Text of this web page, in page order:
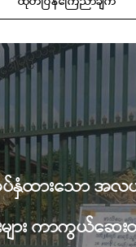
အပ်နှံထားသော အ
ျား ကာကွယ်ဆေ